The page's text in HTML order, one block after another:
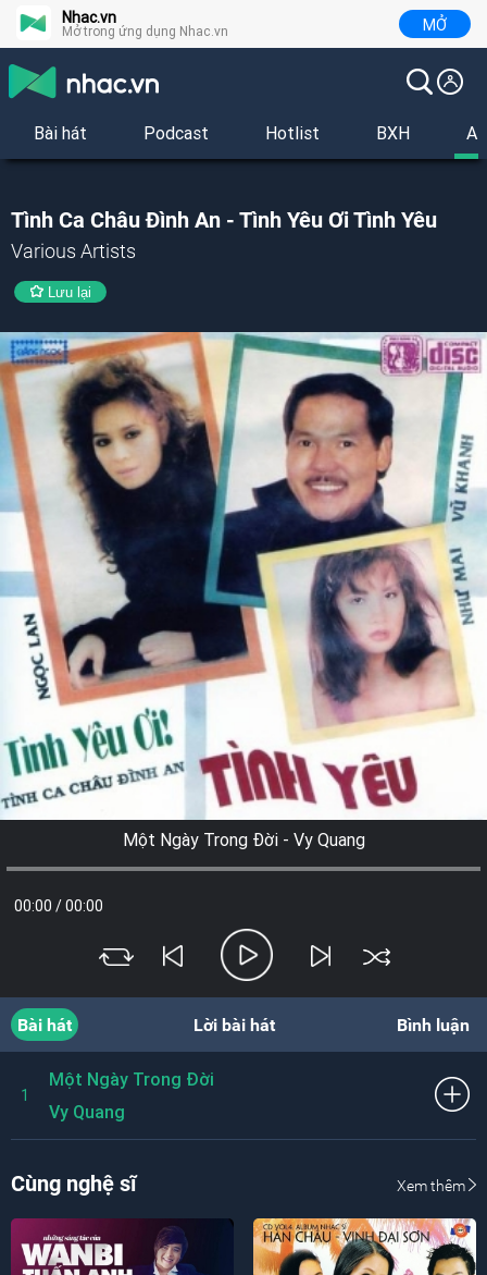
Nhac.vn
Mở trong ứng dụng Nhac.vn MỞ
Bài hát Podcast Hotlist BXH
Tình Ca Châu Đình An - Tình Yêu Ơi Tình Yêu
Various Artists
Lưu lại
Một Ngày Trong Đời - Vy Quang
00:00 /00:00
Bài hát Lời bài hát Bình luận
1
Một Ngày Trong Đời
Vy Quang
Cùng nghệ sĩ Xem thêm